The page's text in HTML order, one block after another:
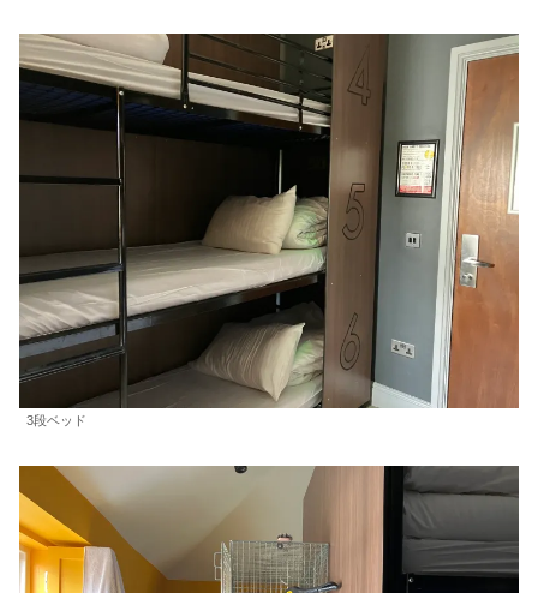
3段ベッド